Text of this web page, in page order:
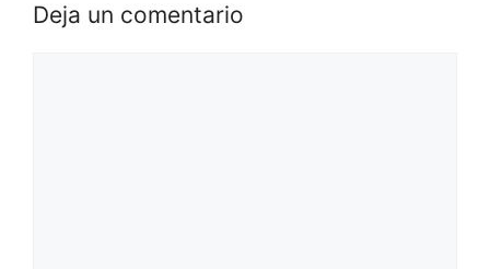
Deja un comentario